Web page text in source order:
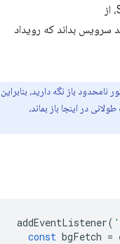
سرویس بداند که رویداد
باز نگه دارید، بنابراین
در اینجا باز بماند،
addEventListener(
const bgFetch =